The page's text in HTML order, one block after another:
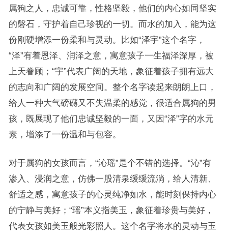
属狗之人，忠诚可靠，性格坚毅，他们的内心如同坚实
的磐石，守护着自己珍视的一切。而水的加入，能为这
份刚硬增添一份柔和与灵动。比如“泽宇”这个名字，
“泽”有着恩泽、润泽之意，寓意孩子一生福泽深厚，被
上天眷顾；“宇”代表广阔的天地，象征着孩子拥有远大
的志向和广阔的发展空间。整个名字读起来朗朗上口，
给人一种大气磅礴又不失温柔的感觉，很适合属狗的男
孩，既展现了他们忠诚坚毅的一面，又因“泽”字的水元
素，增添了一份温和与包容。
对于属狗的女孩而言，“沁瑶”是个不错的选择。“沁”有
渗入、浸润之意，仿佛一股清泉缓缓流淌，给人清新、
舒适之感，寓意孩子的心灵纯净如水，能时刻保持内心
的宁静与美好；“瑶”本义指美玉，象征着珍贵与美好，
代表女孩如美玉般光彩照人。这个名字将水的灵动与玉